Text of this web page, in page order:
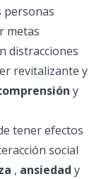
personas
metas
distracciones
revitalizante y
y
tener efectos
social
, ansiedad y